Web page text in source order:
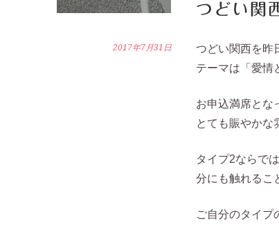
つどい関
2017年7月31日
つどい関西を昨
テーマは「愛情
お申込満席とな
とても賑やかな
タイプ2ならで
分にも触れるこ
ご自分のタイプ